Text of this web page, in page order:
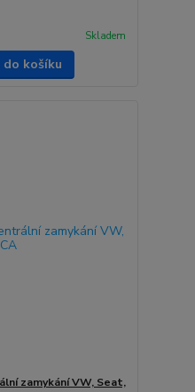
Skladem
košíku
zamykání VW, Seat,